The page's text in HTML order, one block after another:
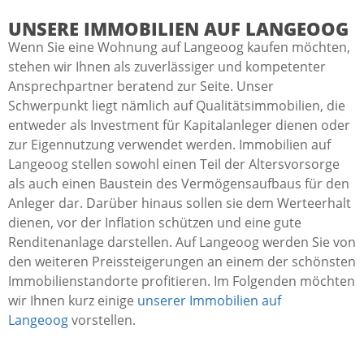
UNSERE IMMOBILIEN AUF LANGEOOG
Wenn Sie eine Wohnung auf Langeoog kaufen möchten,
stehen wir Ihnen als zuverlässiger und kompetenter
Ansprechpartner beratend zur Seite. Unser
Schwerpunkt liegt nämlich auf Qualitätsimmobilien, die
entweder als Investment für Kapitalanleger dienen oder
zur Eigennutzung verwendet werden. Immobilien auf
Langeoog stellen sowohl einen Teil der Altersvorsorge
als auch einen Baustein des Vermögensaufbaus für den
Anleger dar. Darüber hinaus sollen sie dem Werteerhalt
dienen, vor der Inflation schützen und eine gute
Renditenanlage darstellen. Auf Langeoog werden Sie von
den weiteren Preissteigerungen an einem der schönsten
Immobilienstandorte profitieren. Im Folgenden möchten
wir Ihnen kurz einige unserer Immobilien auf
Langeoogvorstellen.